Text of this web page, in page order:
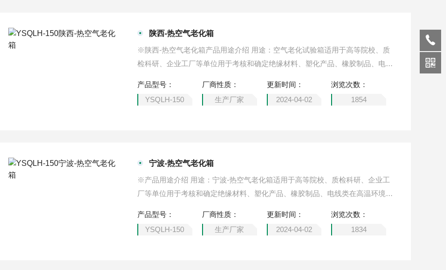
陕西-热空气老化箱
※陕西-热空气老化箱产品用途介绍 用途：空气老化试验箱适用于高等院校、质
检科研、企业工厂等单位用于考核和确定绝缘材料、塑化产品、橡胶制品、电线
品的换气老化试验。
产品型号：
YSQLH-150
厂商性质：
生产厂家
更新时间：
2024-04-02
浏览次数：
1854
宁波-热空气老化箱
※产品用途介绍 用途：宁波-热空气老化箱适用于高等院校、质检科研、企业工
厂等单位用于考核和确定绝缘材料、塑化产品、橡胶制品、电线类在高温环境条
验。
产品型号：
YSQLH-150
厂商性质：
生产厂家
更新时间：
2024-04-02
浏览次数：
1834